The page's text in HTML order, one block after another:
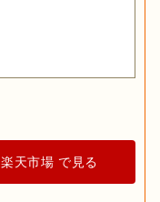
楽天市場 で見る